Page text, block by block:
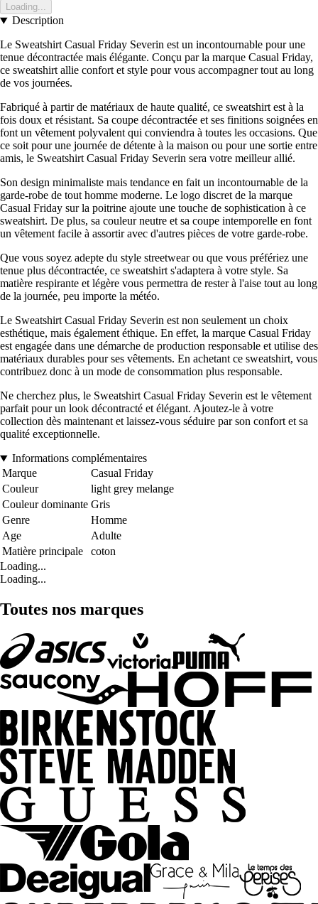
Loading...
Description
Le Sweatshirt Casual Friday Severin est un incontournable pour une
tenue décontractée mais élégante. Conçu par la marque Casual Friday,
ce sweatshirt allie confort et style pour vous accompagner tout au long
de vos journées.
Fabriqué à partir de matériaux de haute qualité, ce sweatshirt est à la
fois doux et résistant. Sa coupe décontractée et ses finitions soignées en
font un vêtement polyvalent qui conviendra à toutes les occasions. Que
ce soit pour une journée de détente à la maison ou pour une sortie entre
amis, le Sweatshirt Casual Friday Severin sera votre meilleur allié.
Son design minimaliste mais tendance en fait un incontournable de la
garde-robe de tout homme moderne. Le logo discret de la marque
Casual Friday sur la poitrine ajoute une touche de sophistication à ce
sweatshirt. De plus, sa couleur neutre et sa coupe intemporelle en font
un vêtement facile à assortir avec d'autres pièces de votre garde-robe.
Que vous soyez adepte du style streetwear ou que vous préfériez une
tenue plus décontractée, ce sweatshirt s'adaptera à votre style. Sa
matière respirante et légère vous permettra de rester à l'aise tout au long
de la journée, peu importe la météo.
Le Sweatshirt Casual Friday Severin est non seulement un choix
esthétique, mais également éthique. En effet, la marque Casual Friday
est engagée dans une démarche de production responsable et utilise des
matériaux durables pour ses vêtements. En achetant ce sweatshirt, vous
contribuez donc à un mode de consommation plus responsable.
Ne cherchez plus, le Sweatshirt Casual Friday Severin est le vêtement
parfait pour un look décontracté et élégant. Ajoutez-le à votre
collection dès maintenant et laissez-vous séduire par son confort et sa
qualité exceptionnelle.
Informations complémentaires
Marque
Casual Friday
Couleur
light grey melange
Couleur dominante Gris
Genre
Homme
Age
Adulte
Matière principale
coton
Loading...
Loading...
Toutes nos marques